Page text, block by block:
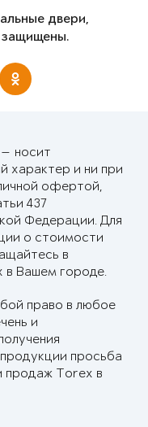
двери,
защищены.
носит
характер и ни при
офертой,
437
Федерации. Для
о стоимости
в
Вашем городе.
право в любое
и
просьба
продаж Torex в